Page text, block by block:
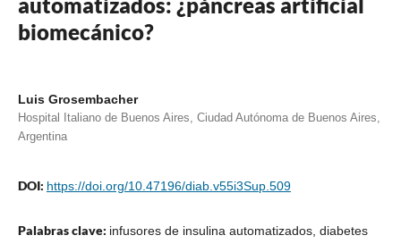
biomecánico?
Luis Grosembacher
Hospital Italiano de Buenos Aires, Ciudad Autónoma de Buenos Aires,
Argentina
DOI: https://doi.org/10.47196/diab.v55i3Sup.509
Palabras clave: infusores de insulina automatizados, diabetes